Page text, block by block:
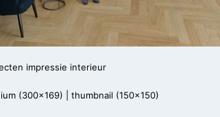
impressie interieur
(300x169) thumbnail (150x150)